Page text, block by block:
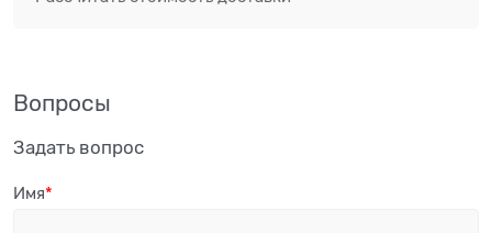
Вопросы
Задать вопрос
Имя